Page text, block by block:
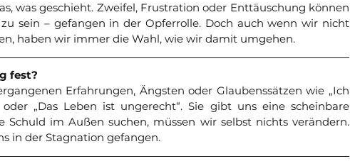
was geschieht. Zweifel, Frustration oder Enttäuschung können
sein – gefangen in der Opferrolle. Doch auch wenn wir nicht
haben wir immer die Wahl, wie wir damit umgehen.
fest?
Erfahrungen, Ängsten oder Glaubenssätzen wie „Ich
„Das Leben ist ungerecht“. Sie gibt uns eine scheinbare
Schuld im Außen suchen, müssen wir selbst nichts verändern.
in der Stagnation gefangen.